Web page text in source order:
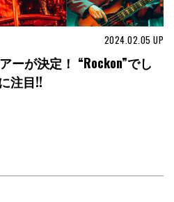
2024.02.05 UP
ーが決定！ “Rockon”でし
注目!!